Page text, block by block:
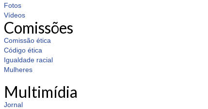
Fotos
Vídeos
Comissões
Comissão ética
Código ética
Igualdade racial
Mulheres
Multimídia
Jornal